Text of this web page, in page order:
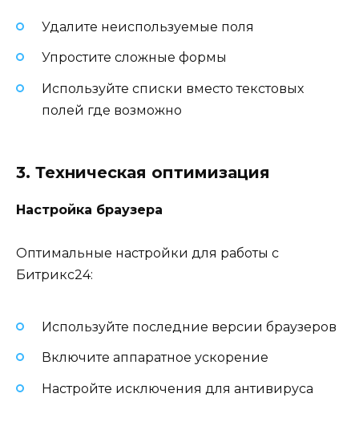
Удалите неиспользуемые поля
Упростите сложные формы
Используйте списки вместо текстовых
полей где возможно
3. Техническая оптимизация
Настройка браузера
Оптимальные настройки для работы с
Битрикс24:
Используйте последние версии браузеров
Включите аппаратное ускорение
Настройте исключения для антивируса